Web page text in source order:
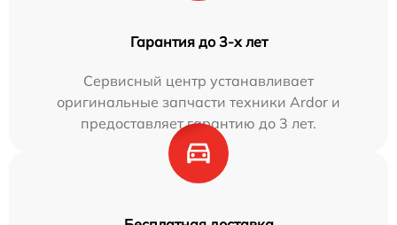
Гарантия до 3-х лет
Сервисный центр устанавливает
оригинальные запчасти техники Ardor и
предоставляет гарантию до 3 лет.